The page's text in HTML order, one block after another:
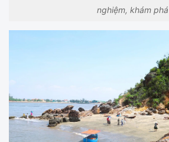
nghiệm, khám phá